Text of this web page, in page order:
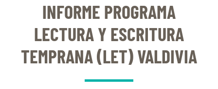
INFORME PROGRAMA
LECTURA Y ESCRITURA
TEMPRANA (LET) VALDIVIA